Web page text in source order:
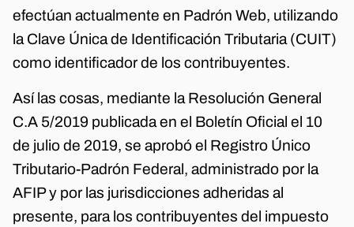
efectúan actualmente en Padrón Web, utilizando
la Clave Única de Identificación Tributaria (CUIT)
como identificador de los contribuyentes.
Así las cosas, mediante la Resolución General
C.A 5/2019 publicada en el Boletín Oficial el 10
de julio de 2019, se aprobó el Registro Único
Tributario-Padrón Federal, administrado por la
AFIP y por las jurisdicciones adheridas al
presente, para los contribuyentes del impuesto